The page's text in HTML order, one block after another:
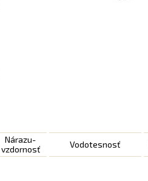
Nárazu-
vzdornosť
Vodotesnosť